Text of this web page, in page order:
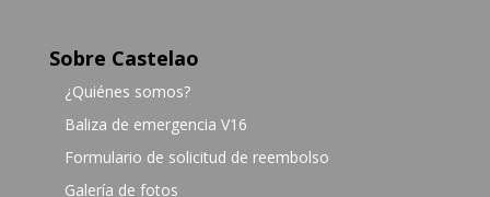
Sobre Castelao
¿Quiénes somos?
Baliza de emergencia V16
Formulario de solicitud de reembolso
Galería de fotos